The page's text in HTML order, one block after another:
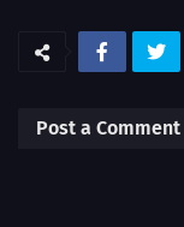
Post a Comment